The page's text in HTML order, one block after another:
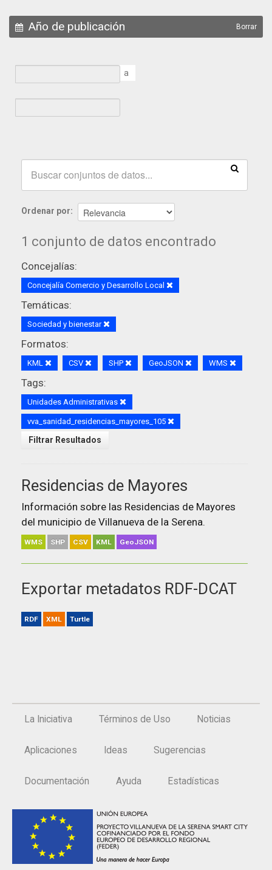
Año de publicación Borrar
a
Ordenar por
1 conjunto de datos encontrado
Concejalías:
Concejalía Comercio y Desarrollo Local
Temáticas:
Sociedad y bienestar
Formatos:
KML CSV SHP GeoJSON WMS
Tags:
Unidades Administrativas
vva_sanidad_residencias_mayores_105
Filtrar Resultados
Residencias de Mayores
Información sobre las Residencias de Mayores
del municipio de Villanueva de la Serena.
WMS SHP CSV KML GeoJSON
Exportar metadatos RDF-DCAT
RDF XML Turtle
La Iniciativa Términos de Uso Noticias
Aplicaciones Ideas Sugerencias
Documentación Ayuda Estadísticas